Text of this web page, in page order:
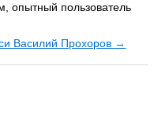
опытный пользователь
Василий Прохоров →